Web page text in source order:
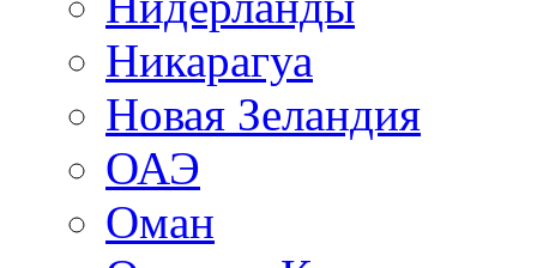
Никарагуа
Новая Зеландия
ОАЭ
Оман